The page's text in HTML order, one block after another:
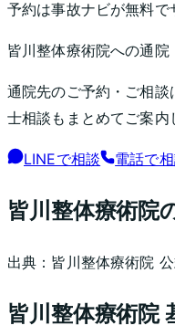
予約は事故ナビが無料で
皆川整体療術院への通院
通院先のご予約・ご相
士相談もまとめてご案内
LINEで相談 電話で
皆川整体療術院
出典： 皆川整体療術院
皆川整体療術院